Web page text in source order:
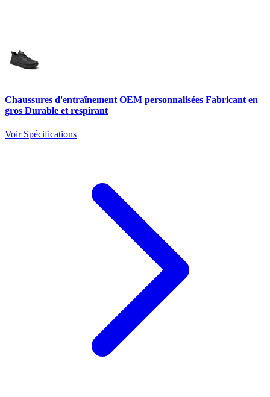
Chaussures d'entraînement OEM personnalisées Fabricant en
gros Durable et respirant
Voir Spécifications